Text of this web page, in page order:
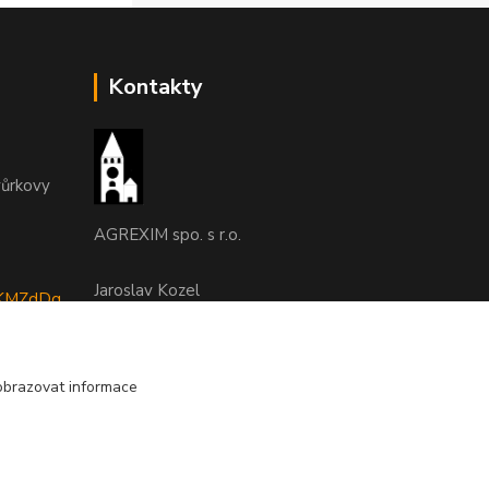
Kontakty
AGREXIM spo. s r.o.
Jaroslav Kozel
agrexim@agrexim.cz
informace